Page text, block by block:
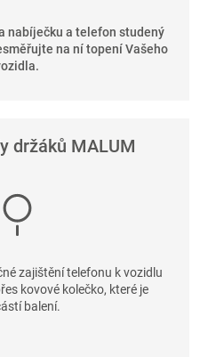
nabíječku a telefon studený
na ní topení Vašeho
držáků MALUM
zajištění telefonu k vozidlu
kovové kolečko, které je
balení.